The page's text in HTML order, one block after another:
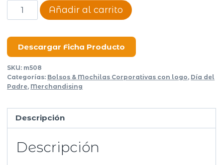
Riñonera
Gona
Añadir al carrito
Descargar Ficha Producto
SKU: m508
Categorías: Bolsos & Mochilas Corporativas con logo, Día del
Padre, Merchandising
Descripción
Descripción